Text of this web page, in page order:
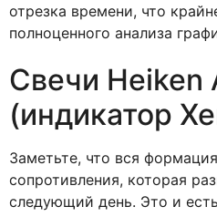
отрезка времени, что
полноценного анализа
Свечи Heiken
(индикатор
Заметьте, что вся
сопротивления, которая
следующий день. Это и